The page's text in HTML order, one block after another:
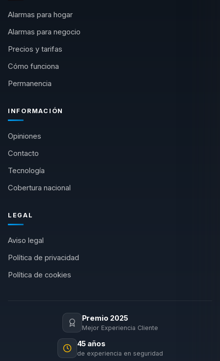
Alarmas para hogar
Alarmas para negocio
Precios y tarifas
Cómo funciona
Permanencia
INFORMACIÓN
Opiniones
Contacto
Tecnología
Cobertura nacional
LEGAL
Aviso legal
Política de privacidad
Política de cookies
Premio 2025
Mejor Experiencia Cliente
45 años
de experiencia en seguridad